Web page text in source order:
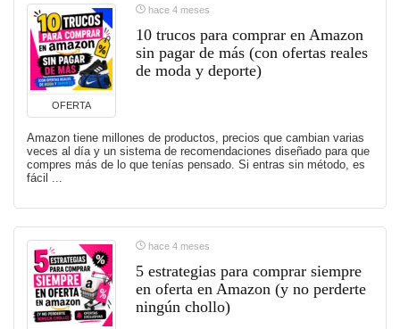
OFERTA
hace 4 meses
10 trucos para comprar en Amazon
sin pagar de más (con ofertas reales
de moda y deporte)
Amazon tiene millones de productos, precios que cambian varias
veces al día y un sistema de recomendaciones diseñado para que
compres más de lo que tenías pensado. Si entras sin método, es
fácil ...
hace 4 meses
5 estrategias para comprar siempre
en oferta en Amazon (y no perderte
ningún chollo)